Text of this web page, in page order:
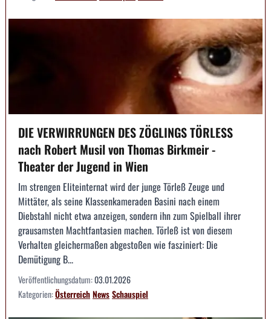
DIE VERWIRRUNGEN DES ZÖGLINGS TÖRLESS
nach Robert Musil von Thomas Birkmeir -
Theater der Jugend in Wien
Im strengen Eliteinternat wird der junge Törleß Zeuge und
Mittäter, als seine Klassenkameraden Basini nach einem
Diebstahl nicht etwa anzeigen, sondern ihn zum Spielball ihrer
grausamsten Machtfantasien machen. Törleß ist von diesem
Verhalten gleichermaßen abgestoßen wie fasziniert: Die
Demütigung B...
Veröffentlichungsdatum:03.01.2026
Kategorien:ÖsterreichNewsSchauspiel